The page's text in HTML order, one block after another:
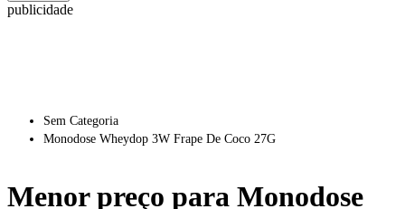
publicidade
Sem Categoria
Monodose Wheydop 3W Frape De Coco 27G
Menor preço para Monodose